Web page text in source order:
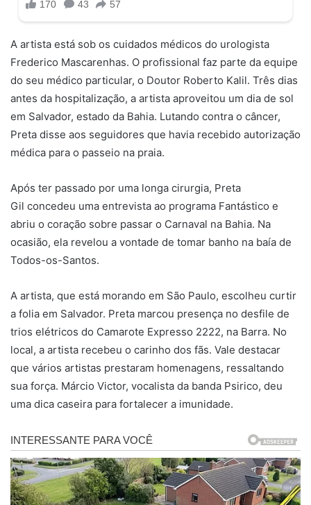
A artista está sob os cuidados médicos do urologista
Frederico Mascarenhas. O profissional faz parte da equipe
do seu médico particular, o Doutor Roberto Kalil. Três dias
antes da hospitalização, a artista aproveitou um dia de sol
em Salvador, estado da Bahia. Lutando contra o câncer,
Preta disse aos seguidores que havia recebido autorização
médica para o passeio na praia.
Após ter passado por uma longa cirurgia, Preta
Gil concedeu uma entrevista ao programa Fantástico e
abriu o coração sobre passar o Carnaval na Bahia. Na
ocasião, ela revelou a vontade de tomar banho na baía de
Todos-os-Santos.
A artista, que está morando em São Paulo, escolheu curtir
a folia em Salvador. Preta marcou presença no desfile de
trios elétricos do Camarote Expresso 2222, na Barra. No
local, a artista recebeu o carinho dos fãs. Vale destacar
que vários artistas prestaram homenagens, ressaltando
sua força. Márcio Victor, vocalista da banda Psirico, deu
uma dica caseira para fortalecer a imunidade.